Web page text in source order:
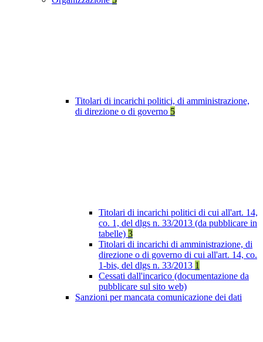
Titolari di incarichi politici, di amministrazione,
di direzione o di governo 5
Titolari di incarichi politici di cui all'art. 14,
co. 1, del dlgs n. 33/2013 (da pubblicare in
tabelle) 3
Titolari di incarichi di amministrazione, di
direzione o di governo di cui all'art. 14, co.
1-bis, del dlgs n. 33/2013 1
Cessati dall'incarico (documentazione da
pubblicare sul sito web)
Sanzioni per mancata comunicazione dei dati